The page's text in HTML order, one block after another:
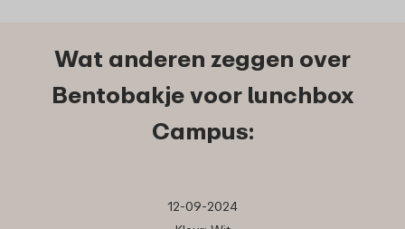
Wat anderen zeggen over
Bentobakje voor lunchbox
Campus:
12-09-2024